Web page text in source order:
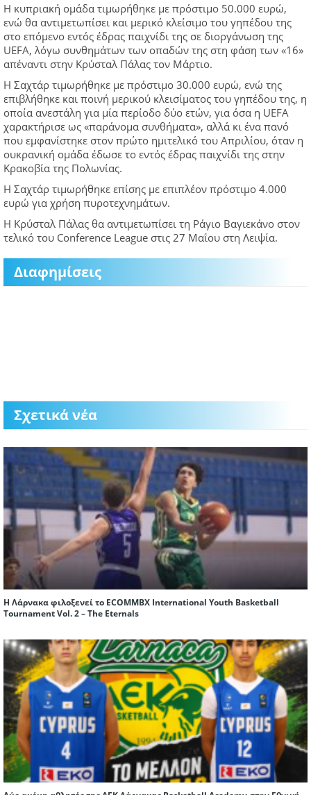
Η κυπριακή ομάδα τιμωρήθηκε με πρόστιμο 50.000 ευρώ,
ενώ θα αντιμετωπίσει και μερικό κλείσιμο του γηπέδου της
στο επόμενο εντός έδρας παιχνίδι της σε διοργάνωση της
UEFA, λόγω συνθημάτων των οπαδών της στη φάση των «16»
απέναντι στην Κρύσταλ Πάλας τον Μάρτιο.
Η Σαχτάρ τιμωρήθηκε με πρόστιμο 30.000 ευρώ, ενώ της
επιβλήθηκε και ποινή μερικού κλεισίματος του γηπέδου της, η
οποία ανεστάλη για μία περίοδο δύο ετών, για όσα η UEFA
χαρακτήρισε ως «παράνομα συνθήματα», αλλά κι ένα πανό
που εμφανίστηκε στον πρώτο ημιτελικό του Απριλίου, όταν η
ουκρανική ομάδα έδωσε το εντός έδρας παιχνίδι της στην
Κρακοβία της Πολωνίας.
Η Σαχτάρ τιμωρήθηκε επίσης με επιπλέον πρόστιμο 4.000
ευρώ για χρήση πυροτεχνημάτων.
Η Κρύσταλ Πάλας θα αντιμετωπίσει τη Ράγιο Βαγιεκάνο στον
τελικό του Conference League στις 27 Μαΐου στη Λειψία.
Διαφημίσεις
Σχετικά νέα
Η Λάρνακα φιλοξενεί το ECOMMBX International Youth Basketball
Tournament Vol. 2 – The Eternals